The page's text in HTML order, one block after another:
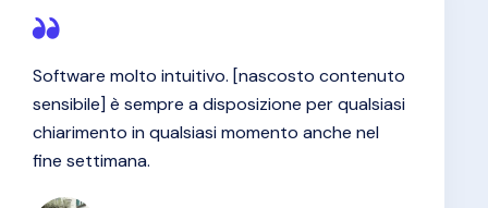
Software molto intuitivo. [nascosto contenuto
sensibile] è sempre a disposizione per qualsiasi
chiarimento in qualsiasi momento anche nel
fine settimana.